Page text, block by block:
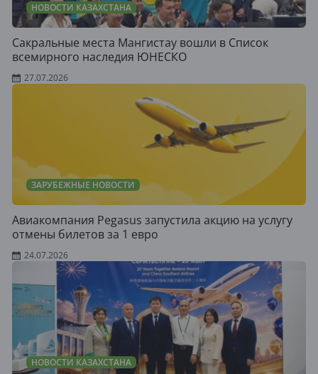
НОВОСТИ КАЗАХСТАНА
Сакральные места Мангистау вошли в Список
всемирного наследия ЮНЕСКО
27.07.2026
ЗАРУБЕЖНЫЕ НОВОСТИ
Авиакомпания Pegasus запустила акцию на услугу
отмены билетов за 1 евро
24.07.2026
НОВОСТИ КАЗАХСТАНА